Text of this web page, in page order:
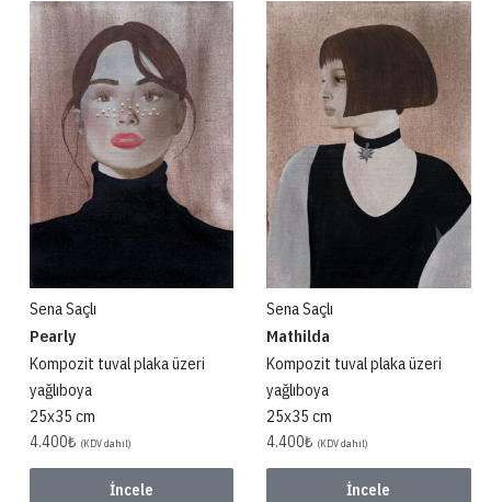
Sena Saçlı
Pearly
Kompozit tuval plaka üzeri
yağlıboya
25x35 cm
4.400₺ (KDV dahil)
İncele
Sena Saçlı
Mathilda
Kompozit tuval plaka üzeri
yağlıboya
25x35 cm
4.400₺ (KDV dahil)
İncele